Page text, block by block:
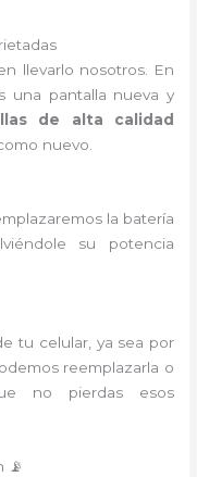
llevarlo nosotros. En
una pantalla nueva y
de alta calidad
nuevo.
la batería
su potencia
tu celular, ya sea por
reemplazarla o
no pierdas esos
📡